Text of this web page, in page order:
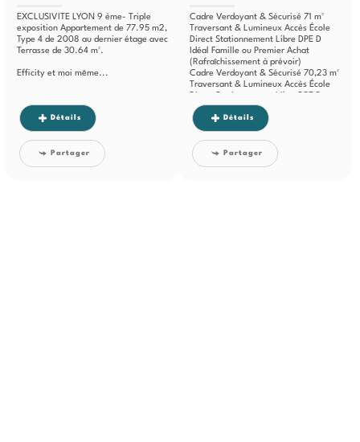
EXCLUSIVITE LYON 9 ème- Triple
exposition Appartement de 77.95 m2,
Type 4 de 2008 au dernier étage avec
Terrasse de 30.64 m².
Efficity et moi même...
Détails
Partager
Cadre Verdoyant & Sécurisé 71 m²
Traversant & Lumineux Accès École
Direct Stationnement Libre DPE D
Idéal Famille ou Premier Achat
(Rafraîchissement à prévoir)
Cadre Verdoyant & Sécurisé 70,23 m²
Traversant & Lumineux Accès École
Idéal Famille ou Premier Achat...
Détails
Partager